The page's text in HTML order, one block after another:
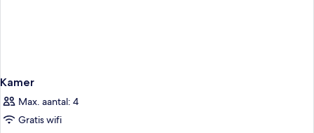
Kamer
Max. aantal: 4
Gratis wifi